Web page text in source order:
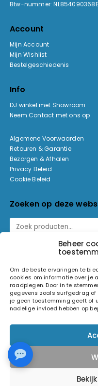
Beheer
Om de beste ervaringen te
cookies om informatie over je
raadplegen. Door in te
gegevens zoals surfgedrag of
je geen toestemming geeft of
nadelige invloed hebben op
Btw-nummer:
Account
Mijn Account
Mijn Wishlist
Bestelgeschiedenis
Info
DJ winkel met Showroom
Neem Contact met ons op
Algemene Voorwaarden
Retouren & Garantie
Bezorgen & Afhalen
Privacy Beleid
Cookie Beleid
Zoeken op deze
© 2026 Light and Sound
Volg ons op